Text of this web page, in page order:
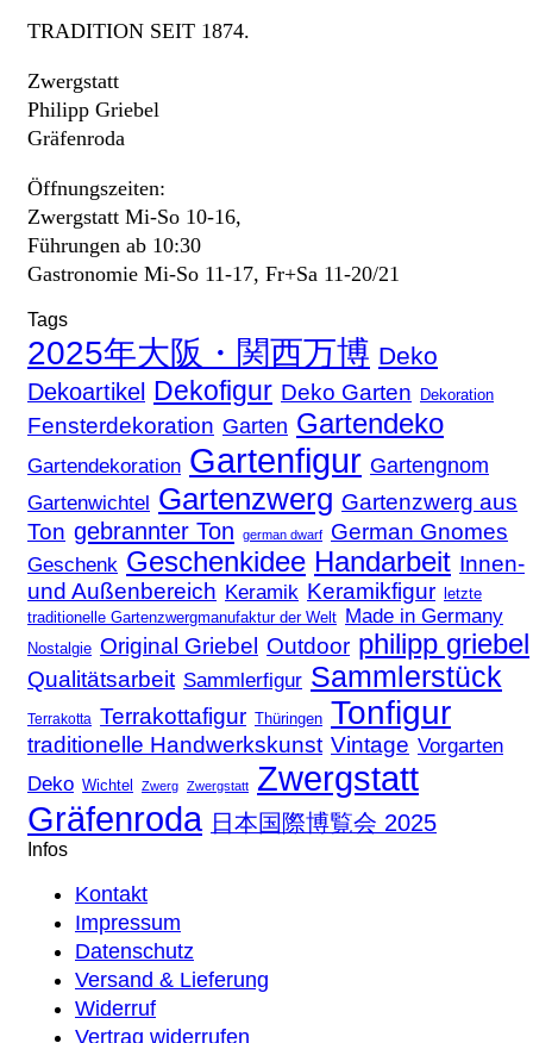
TRADITION SEIT 1874.
Zwergstatt
Philipp Griebel
Gräfenroda
Öffnungszeiten:
Zwergstatt Mi-So 10-16,
Führungen ab 10:30
Gastronomie Mi-So 11-17, Fr+Sa 11-20/21
Tags
2025年大阪・関西万博 Deko
Dekoartikel Dekofigur Deko Garten Dekoration
Fensterdekoration Garten Gartendeko
Gartendekoration Gartenfigur Gartengnom
Gartenwichtel Gartenzwerg Gartenzwerg aus
Ton gebrannter Ton german dwarf German Gnomes
Geschenk Geschenkidee Handarbeit Innen-
und Außenbereich Keramik Keramikfigur
letzte
traditionelle Gartenzwergmanufaktur der Welt Made in Germany
Nostalgie Original Griebel Outdoor philipp griebel
Qualitätsarbeit Sammlerfigur Sammlerstück
Terrakotta Terrakottafigur Thüringen Tonfigur
traditionelle Handwerkskunst Vintage Vorgarten
Deko Wichtel Zwerg Zwergstatt
Zwergstatt
Gräfenroda 日本国際博覧会 2025
Infos
Kontakt
Impressum
Datenschutz
Versand & Lieferung
Widerruf
Vertrag widerrufen